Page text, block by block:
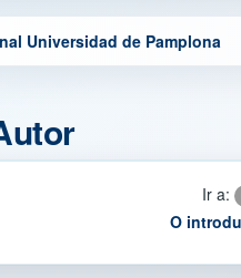
Universidad de Pamplona
Ir a:
O